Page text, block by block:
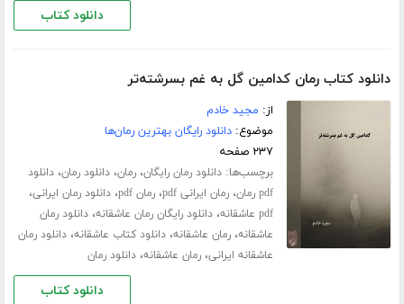
دانلود کتاب
دانلود کتاب رمان کدامین گل به غم بسرشته‌تر
از: مجید خادم
موضوع:دانلود رایگان بهترین رمان‌ها
۲۳۷ صفحه
برچسب‌ها:دانلود رمان رایگان،رمان،دانلود رمان،دانلود
pdf رمان
،رمان ایرانی pdf ،رمان pdf ،دانلود رمان ایرانی،
pdf عاشقانه ،دانلود رایگان رمان عاشقانه،دانلود رمان
عاشقانه،رمان عاشقانه،دانلود کتاب عاشقانه،دانلود رمان
عاشقانه ایرانی،رمان عاشقانه،دانلود رمان
دانلود کتاب